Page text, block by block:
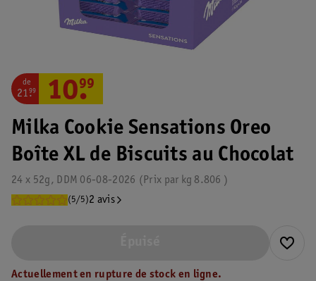
Milka Cookie Sensations Oreo
Boîte XL de Biscuits au Chocolat
24 x 52g, DDM 06-08-2026 8.806
Prix par kg
(5/5)2 avis
de
21.
99 10.
99
Actuellement en rupture de stock en ligne.